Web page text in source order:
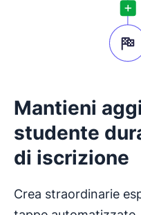
Mantieni
studente
di iscrizione
Crea straordinarie